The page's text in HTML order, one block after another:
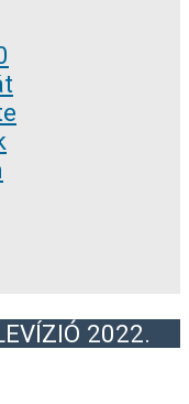
2022.